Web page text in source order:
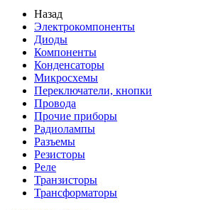
Назад
Электрокомпоненты
Диоды
Компоненты
Конденсаторы
Микросхемы
Переключатели, кнопки
Провода
Прочие приборы
Радиолампы
Разъемы
Резисторы
Реле
Транзисторы
Трансформаторы